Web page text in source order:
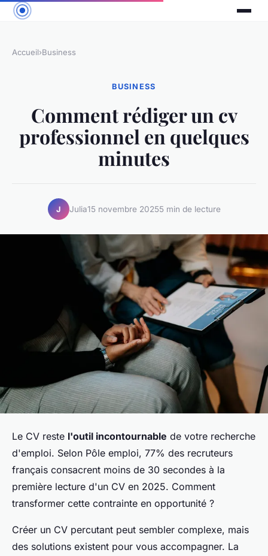
Accueil›Business
BUSINESS
Comment rédiger un cv
professionnel en quelques
minutes
J Julia15 novembre 20255 min de lecture
Le CV reste l'outil incontournable de votre recherche
d'emploi. Selon Pôle emploi, 77% des recruteurs
français consacrent moins de 30 secondes à la
première lecture d'un CV en 2025. Comment
transformer cette contrainte en opportunité ?
Créer un CV percutant peut sembler complexe, mais
des solutions existent pour vous accompagner. La